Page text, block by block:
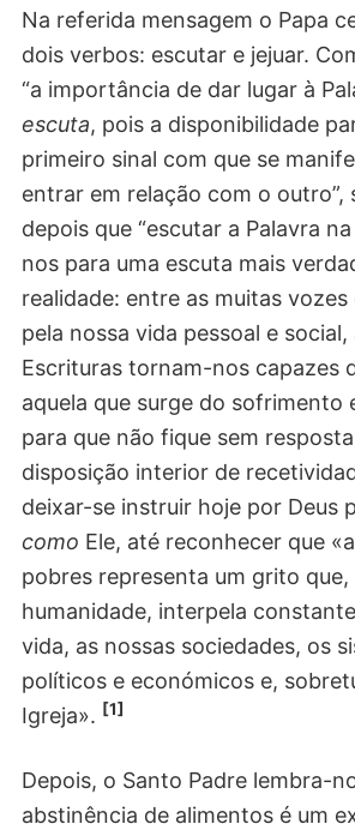
Na referida mensagem o Papa
dois verbos: escutar e jejuar.
“a importância de dar lugar à
escuta, pois a disponibilidade
primeiro sinal com que se
entrar em relação com o outro”,
depois que “escutar a Palavra
nos para uma escuta mais
realidade: entre as muitas vozes
pela nossa vida pessoal e social,
Escrituras tornam-nos capazes
aquela que surge do sofrimento
para que não fique sem
disposição interior de
deixar-se instruir hoje por Deus
como Ele, até reconhecer que
pobres representa um grito
humanidade, interpela
vida, as nossas sociedades, os
políticos e económicos e,
Igreja». [1]
Depois, o Santo Padre lembra-
abstinência de alimentos é um